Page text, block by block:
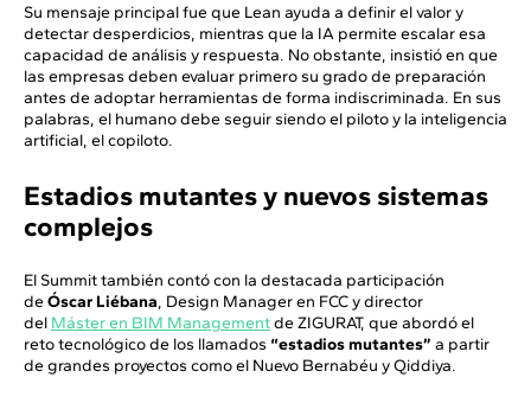
Su mensaje principal fue que Lean ayuda a definir el valor y
detectar desperdicios, mientras que la IA permite escalar esa
capacidad de análisis y respuesta. No obstante, insistió en que
las empresas deben evaluar primero su grado de preparación
antes de adoptar herramientas de forma indiscriminada. En sus
palabras, el humano debe seguir siendo el piloto y la inteligencia
artificial, el copiloto.
Estadios mutantes y nuevos sistemas
complejos
El Summit también contó con la destacada participación
de Óscar Liébana, Design Manager en FCC y director
del Máster en BIM Managementde ZIGURAT, que abordó el
reto tecnológico de los llamados “estadios mutantes” a partir
de grandes proyectos como el Nuevo Bernabéu y Qiddiya.